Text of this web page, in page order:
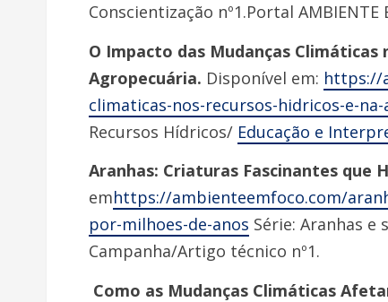
Conscientização nº1.Portal AMBIENTE
O Impacto das Mudanças Climáticas
Agropecuária. Disponível em: https://
climaticas-nos-recursos-hidricos-e-
Recursos Hídricos/ Educação e
Aranhas: Criaturas Fascinantes que
emhttps://ambienteemfoco.com/
por-milhoes-de-anos Série: Aranhas e
Campanha/Artigo técnico nº1.
Como as Mudanças Climáticas